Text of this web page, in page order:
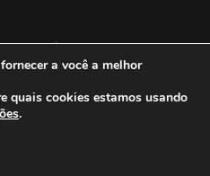
na Ámerica do Sul.
Política de Privacidadea você a melhor
quais cookies estamos usando
.